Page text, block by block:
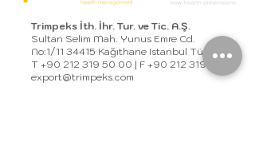
Trimpeks İth. İhr. Tur. ve Tic. A.Ş.
Sultan Selim Mah. Yunus Emre Cd.
No:1/11 34415 Kağıthane Istanbul Türkiye
T +90 212 319 50 00 | F +90 212 319 50 50
export@trimpeks.com